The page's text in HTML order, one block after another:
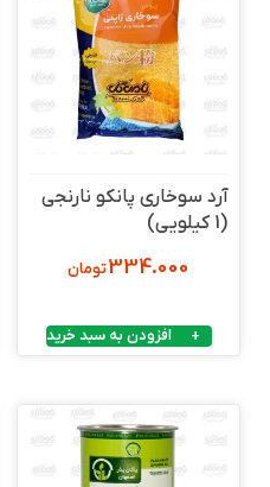
آرد سوخاری پانکو نارنجی
(1 کیلویی)
334.000تومان
افزودن به سبد خرید